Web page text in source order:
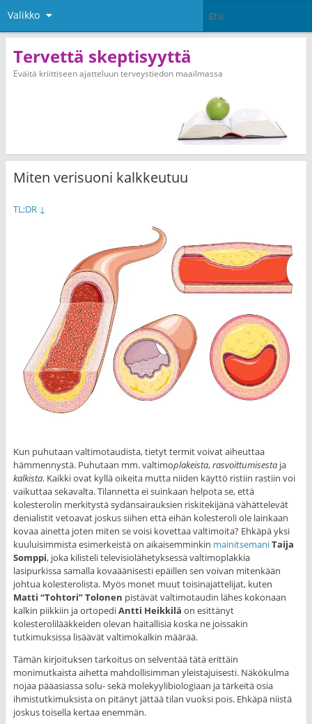
Valikko
Tervettä skeptisyyttä
Eväitä kriittiseen ajatteluun terveystiedon maailmassa
Miten verisuoni kalkkeutuu
TL;DR ↓
Kun puhutaan valtimotaudista, tietyt termit voivat aiheuttaa
hämmennystä. Puhutaan mm. valtimoplakeista,rasvoittumisestaja
kalkista. Kaikki ovat kyllä oikeita mutta niiden käyttö ristiin rastiin voi
vaikuttaa sekavalta. Tilannetta ei suinkaan helpota se, että
kolesterolin merkitystä sydänsairauksien riskitekijänä vähättelevät
denialistit vetoavat joskus siihen että eihän kolesteroli ole lainkaan
kovaa ainetta joten miten se voisi kovettaa valtimoita? Ehkäpä yksi
kuuluisimmista esimerkeistä on aikaisemminkin mainitsemaniTaija
Somppi, joka kilisteli televisiolähetyksessä valtimoplakkia
lasipurkissa samalla kovaäänisesti epäillen sen voivan mitenkään
johtua kolesterolista. Myös monet muut toisinajattelijat, kuten
Matti “Tohtori” Tolonen pistävät valtimotaudin lähes kokonaan
kalkin piikkiin ja ortopediAntti Heikkilä on esittänyt
kolesterolilääkkeiden olevan haitallisia koska ne joissakin
tutkimuksissa lisäävät valtimokalkin määrää.
Tämän kirjoituksen tarkoitus on selventää tätä erittäin
monimutkaista aihetta mahdollisimman yleistajuisesti. Näkökulma
nojaa pääasiassa solu- sekä molekyylibiologiaan ja tärkeitä osia
ihmistutkimuksista on pitänyt jättää tilan vuoksi pois. Ehkäpä niistä
joskus toisella kertaa enemmän.